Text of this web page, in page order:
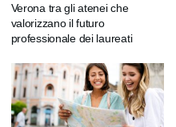
Verona tra gli atenei che
valorizzano il futuro
professionale dei laureati